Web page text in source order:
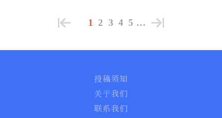
1 2 3 4 5 …
投稿须知
关于我们
联系我们